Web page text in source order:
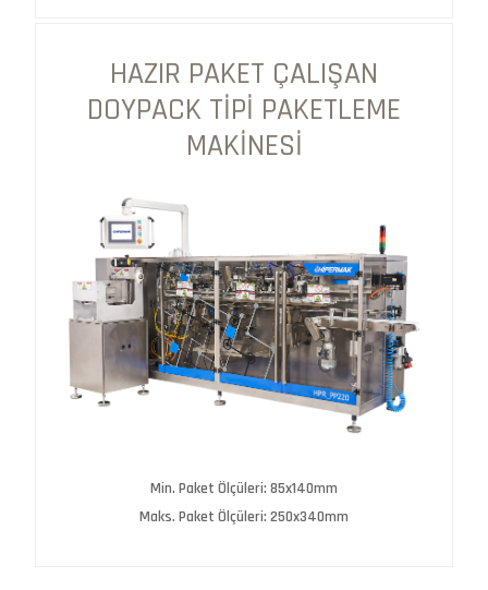
HAZIR PAKET ÇALIŞAN
DOYPACK TIPI PAKETLEME
MAKINESI
Min. Paket Ölçüleri: 85x140mm
Maks. Paket Ölçüleri: 250x340mm